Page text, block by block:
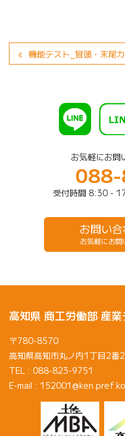
機能テスト_冒頭・末尾
お気軽にお問
受付時間 8:30 -
お問い
お気軽にお問
高知県 商工労働部 産
〒780-8570
高知県高知市丸ノ内1丁目2番
TEL : 088-823-9751
E-mail :